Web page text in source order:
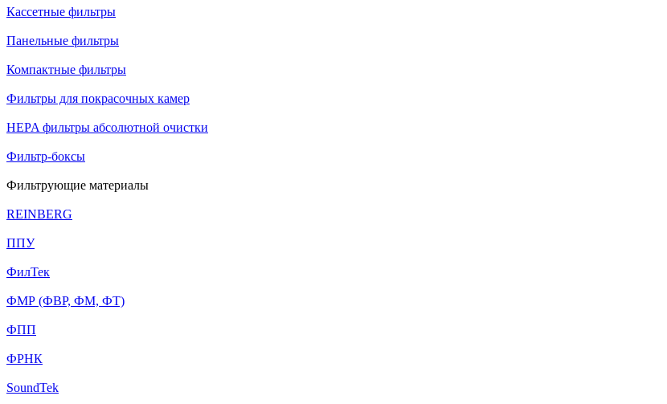
Кассетные фильтры
Панельные фильтры
Компактные фильтры
Фильтры для покрасочных камер
HEPA фильтры абсолютной очистки
Фильтр-боксы
Фильтрующие материалы
REINBERG
ППУ
ФилТек
ФМР (ФВР, ФМ, ФТ)
ФПП
ФРНК
SoundTek